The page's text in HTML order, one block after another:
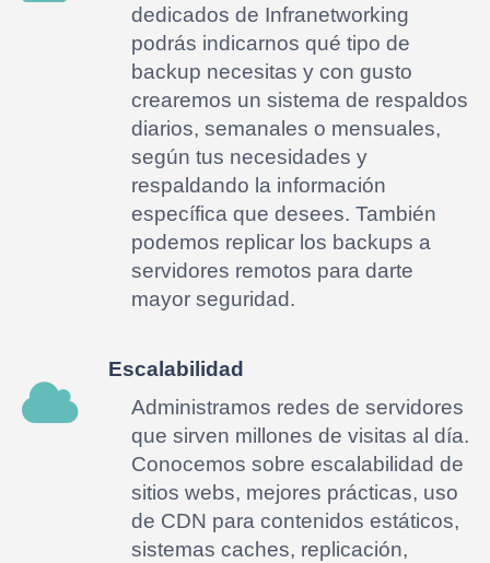
dedicados de Infranetworking
podrás indicarnos qué tipo de
backup necesitas y con gusto
crearemos un sistema de respaldos
diarios, semanales o mensuales,
según tus necesidades y
respaldando la información
específica que desees. También
podemos replicar los backups a
servidores remotos para darte
mayor seguridad.
Escalabilidad
Administramos redes de servidores
que sirven millones de visitas al día.
Conocemos sobre escalabilidad de
sitios webs, mejores prácticas, uso
de CDN para contenidos estáticos,
sistemas caches, replicación,